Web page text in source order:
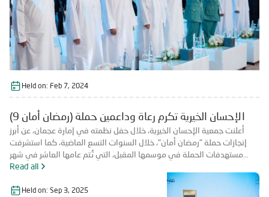
Held on: Feb 7, 2024
الإحسان الخيرية تكرم رعاة وداعمين حملة (رمضان أمان 9)
أعلنت جمعية الإحسان الخيرية، خلال حفل نظمته في إمارة عجمان، عن أبرز
إنجازات حملة "رمضان أمان"، خلال السنوات التسع الماضية، كما استشرفت
مستهدفات الحملة في موسمها المقبل، التي تُتم عامها العاشر في شهر
رمضان المبارك 1445 هـ. واستعرض الحفل الذي حضره داعمون للحملة،
ومتطوعون، وفريق العمل، وجمع من موظفي الجمعية، وصحفيون، تفاصيل
حملة "رمضان أمان" خلال مواسمها السابقة، مشيرة إلى أن الحملة استقطبت
Read all
Held on: Sep 3, 2025